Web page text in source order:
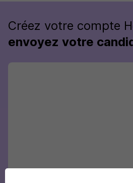
Créez votre compte
envoyez votre